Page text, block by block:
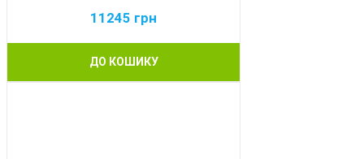
11245 грн
ДО КОШИКУ